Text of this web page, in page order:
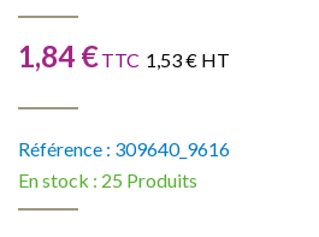
1,84 €TTC 1,53 € HT
Référence : 309640_9616
En stock : 25 Produits